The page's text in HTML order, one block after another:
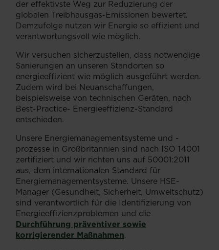
der effektivste Weg zur Reduzierung der
globalen Treibhausgas-Emissionen bewertet.
Demzufolge nutzen wir Energie so effizient und
verantwortungsvoll wie möglich.
Wir versuchen sicherzustellen, dass notwendige
Sanierungen an unseren Standorten so
energieeffizient wie möglich ausgeführt werden.
Zudem wird bei Neuanschaffungen,
beispielsweise von technischen Geräten, nach
Best-Practice- Energieeffizienz-Standard
entschieden.
Unsere Energiemanagementsysteme und -
prozesse in Großbritannien sind nach ISO 14001
zertifiziert und wir richten uns auf 50001:2011
aus, dem internationalen Standard für
Energiemanagementsysteme. Unsere HSE-
Manager (Gesundheit, Sicherheit, Umweltschutz)
sind verantwortlich für die Identifizierung von
Energieeffizienzproblemen und die
Durchführung präventiver sowie
korrigierender Maßnahmen.